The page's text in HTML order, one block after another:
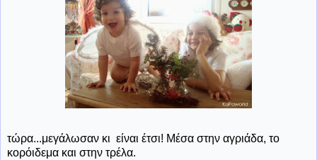
τώρα...μεγάλωσαν κι είναι έτσι! Μέσα στην αγριάδα, το
κορόιδεμα και στην τρέλα.